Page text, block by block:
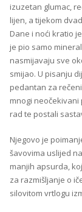
izuzetan glumac,
lijen, a tijekom
Dane i noći kratio
je pio samo
nasmijavaju sve
smijao. U pisanju
pedantan za
mnogi
rad te postali
Njegovo je
šavovima uslijed
manjih apsurda,
za razmišljanje o
silovitom vrtlogu